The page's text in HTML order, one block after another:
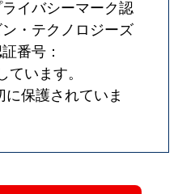
イバシーマーク認
・テクノロジーズ
番号：
ています。
保護されていま